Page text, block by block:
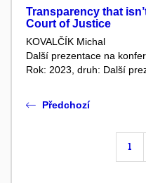
Transparency that
Court of Justice
KOVALČÍK Michal
Další prezentace na
Rok: 2023, druh: Další
Předchozí
1